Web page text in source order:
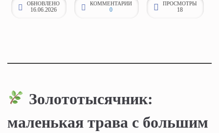
ОБНОВЛЕНО
16.06.2026
КОММЕНТАРИИ
0
ПРОСМОТРЫ
18
Золототысячник:
маленькая трава с большим